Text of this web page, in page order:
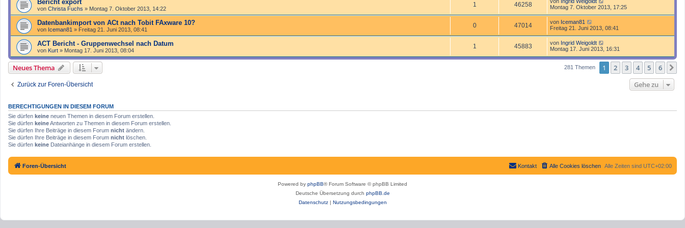
Bericht export
von Christa Fuchs » Montag 7. Oktober 2013, 14:22
1 46258
Montag 7. Oktober 2013, 17:25
Datenbankimport von ACt nach Tobit FAxware 10?
von Iceman81 » Freitag 21. Juni 2013, 08:41
0 47014 von Iceman81
Freitag 21. Juni 2013, 08:41
ACT Bericht - Gruppenwechsel nach Datum
von Kurt » Montag 17. Juni 2013, 08:04
1 45883 von Ingrid Weigoldt
Montag 17. Juni 2013, 16:31
Neues Thema 281 Themen 1 2 3 4 5 6
Zurück zur Foren-Übersicht Gehe zu
BERECHTIGUNGEN IN DIESEM FORUM
Sie dürfen keine neuen Themen in diesem Forum erstellen.
Sie dürfen keineAntworten zu Themen in diesem Forum erstellen.
Sie dürfen Ihre Beiträge in diesem Forum nicht ändern.
Sie dürfen Ihre Beiträge in diesem Forum nicht löschen.
Sie dürfen keine Dateianhänge in diesem Forum erstellen.
Foren-Übersicht Alle Zeiten sind UTC+02:00
Alle Cookies löschen
Kontakt
Powered by phpBB® Forum Software © phpBB Limited
Deutsche Übersetzung durch phpBB.de
Datenschutz| Nutzungsbedingungen